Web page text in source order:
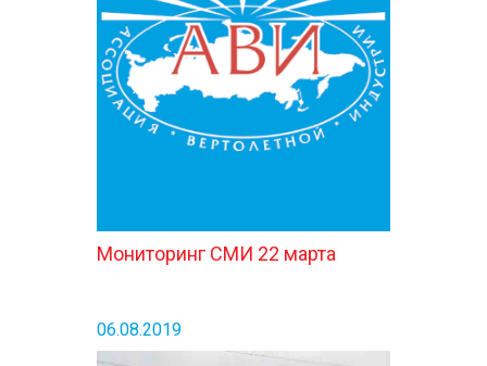
Мониторинг СМИ 22 марта
06.08.2019